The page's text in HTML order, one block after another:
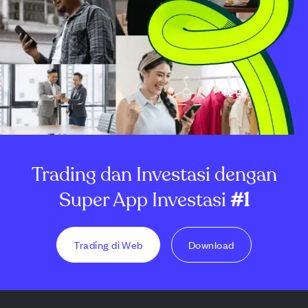
Trading dan Investasi dengan
Super App Investasi#1
Trading di Web Download